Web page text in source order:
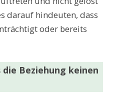
darauf hindeuten, dass
oder bereits
Beziehung keinen